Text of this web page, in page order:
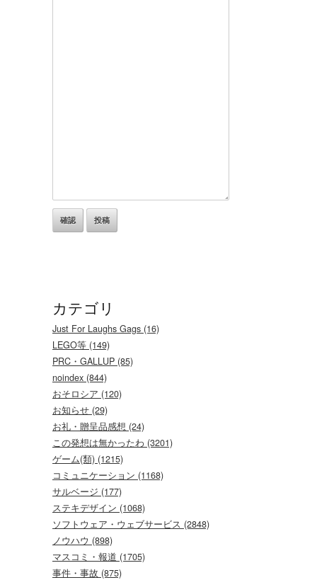
カテゴリ
Just For Laughs Gags (16)
LEGO等 (149)
PRC・GALLUP (85)
noindex (844)
おそロシア (120)
お知らせ (29)
お礼・贈呈品感想 (24)
この発想は無かったわ (3201)
ゲーム(類) (1215)
コミュニケーション (1168)
サルベージ (177)
ステキデザイン (1068)
ソフトウェア・ウェブサービス (2848)
ノウハウ (898)
マスコミ・報道 (1705)
事件・事故 (875)